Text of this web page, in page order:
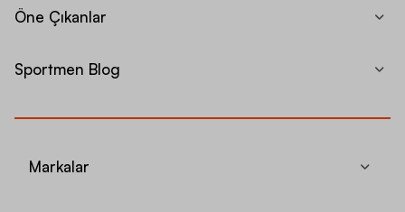
Öne Çıkanlar
Sportmen Blog
Markalar